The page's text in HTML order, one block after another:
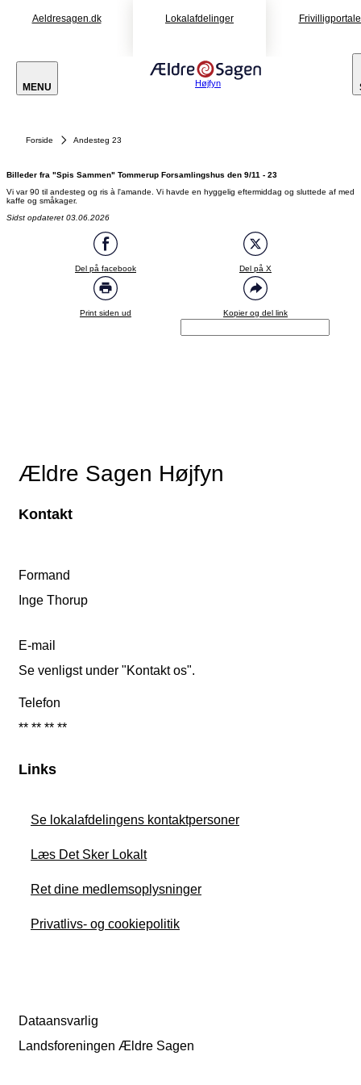
Aeldresagen.dk Lokalafdelinger
MENU Højfyn
Forside Andesteg 23
Billeder fra "Spis Sammen" Tommerup Forsamlingshus den 9/11 - 23
Vi var 90 til andesteg og ris à l'amande. Vi havde en hyggelig eftermiddag og sluttede af med
kaffe og småkager.
Sidst opdateret 03.06.2026
Del på facebook Del på X
Print siden ud Kopier og del link
Ældre Sagen Højfyn
Kontakt
Formand
Inge Thorup
E-mail
Se venligst under "Kontakt os".
Telefon
** ** ** **
Links
Se lokalafdelingens kontaktpersoner
Læs Det Sker Lokalt
Ret dine medlemsoplysninger
Privatlivs- og cookiepolitik
Dataansvarlig
Landsforeningen Ældre Sagen